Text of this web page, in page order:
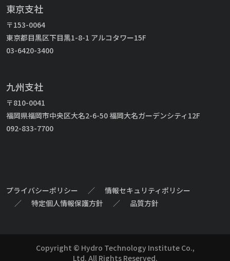
東京支社
〒153-0064
東京都目黒区下目黒1-8-1 アルコタワー15F
03-6420-3400
九州支社
〒810-0041
福岡県福岡市中央区大名2-6-50 福岡大名ガーデンシティ12F
092-833-7700
プライバシーポリシー ／
情報セキュリティポリシー
／
特定個人情報保護方針 ／ 品質方針
Copyright © Hydro Technology Institute Co.,
Ltd. All Rights Reserved.